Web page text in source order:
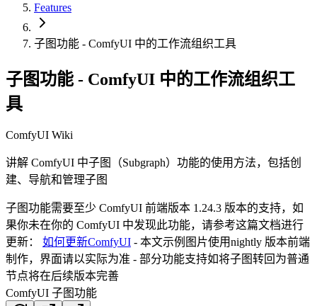
Features
子图功能 - ComfyUI 中的工作流组织工具
子图功能 - ComfyUI 中的工作流组织工
具
ComfyUI Wiki
讲解 ComfyUI 中子图（Subgraph）功能的使用方法，包括创
建、导航和管理子图
子图功能需要至少 ComfyUI 前端版本 1.24.3 版本的支持，如
果你未在你的 ComfyUI 中发现此功能，请参考这篇文档进行
更新： 如何更新ComfyUI - 本文示例图片使用nightly 版本前端
制作，界面请以实际为准 - 部分功能支持如将子图转回为普通
节点将在后续版本完善
ComfyUI 子图功能